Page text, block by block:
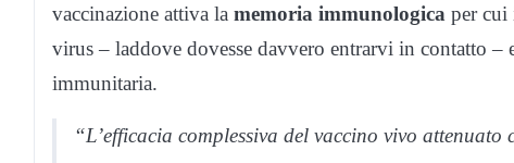
vaccinazione attiva la memoria immunologica per cui
virus – laddove dovesse davvero entrarvi in contatto –
immunitaria.
“L’efficacia complessiva del vaccino vivo attenuato